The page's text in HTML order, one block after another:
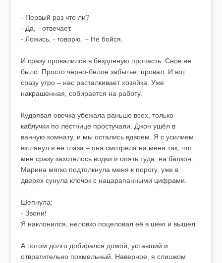
- Первый раз что ли?
- Да, - отвечает.
- Ложись, - говорю. – Не бойся.
И сразу провалился в бездонную пропасть. Снов не
было. Просто чёрно-белое забытье, провал. И вот
сразу утро – нас расталкивает хозяйка. Уже
накрашенная, собирается на работу.
Кудрявая овечка убежала раньше всех, только
каблучки по лестнице простучали. Джон ушёл в
ванную комнату, и мы остались вдвоем. Я с усилием
взглянул в её глаза – она смотрела на меня так, что
мне сразу захотелось водки и опять туда, на балкон.
Марина мягко подтолкнула меня к порогу, уже в
дверях сунула клочок с нацарапанными цифрами.
Шепнула:
- Звони!
Я наклонился, неловко поцеловал её в шею и вышел.
А потом долго добирался домой, уставший и
отвратительно похмельный. Наверное, я слишком